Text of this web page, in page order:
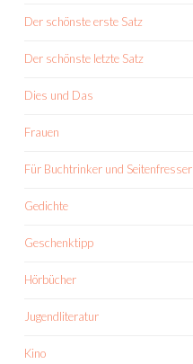
Der schönste erste Satz
Der schönste letzte Satz
Dies und Das
Frauen
Für Buchtrinker und Seitenfresser
Gedichte
Geschenktipp
Hörbücher
Jugendliteratur
Kino